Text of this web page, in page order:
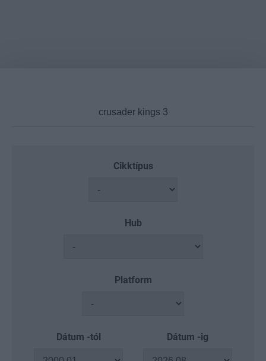
Cikktípus
Hub
Platform
Dátum -tól Dátum -ig